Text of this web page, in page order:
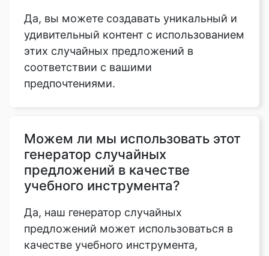
Да, вы можете создавать уникальный и
удивительный контент с использованием
этих случайных предложений в
соответствии с вашими
предпочтениями.
Можем ли мы использовать этот
генератор случайных
предложений в качестве
учебного инструмента?
Да, наш генератор случайных
предложений может использоваться в
качестве учебного инструмента,